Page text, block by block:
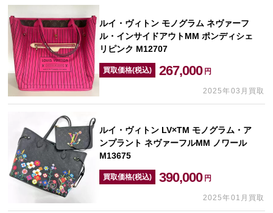
ルイ・ヴィトン モノグラム ネヴァーフ
ル・インサイドアウトMM ポンディシェ
リピンク M12707
買取価格(税込) 267,000 円
2025年03月買取
ルイ・ヴィトン LV×TM モノグラム・ア
ンプラント ネヴァーフルMM ノワール
M13675
買取価格(税込) 390,000 円
2025年01月買取